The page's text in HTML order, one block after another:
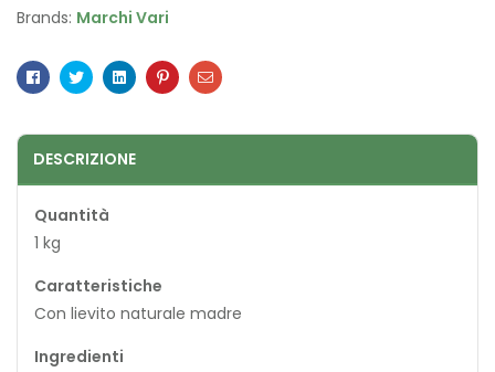
Brands: Marchi Vari
Facebook
TwitterLinkedinPinterestEmail
DESCRIZIONE
Quantità
1 kg
Caratteristiche
Con lievito naturale madre
Ingredienti